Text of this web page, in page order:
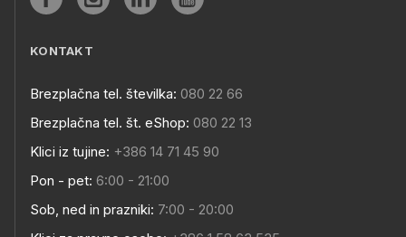
KONTAKT
Brezplačna tel. številka: 080 22 66
Brezplačna tel. št. eShop: 080 22 13
Klici iz tujine: +386 14 71 45 90
Pon - pet: 6:00 - 21:00
Sob, ned in prazniki: 7:00 - 20:00